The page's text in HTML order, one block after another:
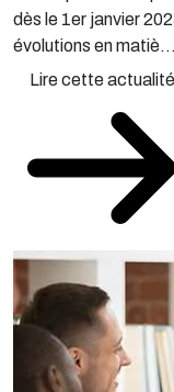
dès le 1er janvier
évolutions en matiè...
Lire cette actualité